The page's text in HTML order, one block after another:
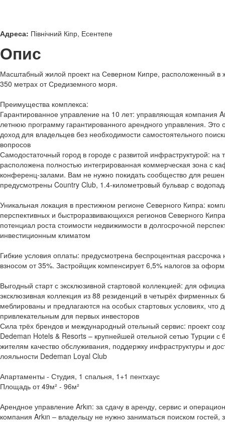
Адреса: Північний Кіпр, Есентепе
Опис
Масштабный жилой проект на Северном Кипре, расположенный в
350 метрах от Средиземного моря.
Преимущества комплекса:
Гарантированное управление на 10 лет: управляющая компания
летнюю программу гарантированного арендного управления. Это
доход для владельцев без необходимости самостоятельного
вопросов
Самодостаточный город в городе с развитой инфраструктурой:
расположена полностью интегрированная коммерческая зона с
конференц-залами. Вам не нужно покидать сообщество для
предусмотрены Country Club, 1.4-километровый бульвар с
Уникальная локация в престижном регионе Северного Кипра:
перспективных и быстроразвивающихся регионов Северного
потенциал роста стоимости недвижимости в долгосрочной
инвестиционным климатом
Гибкие условия оплаты: предусмотрена беспроцентная
взносом от 35%. Застройщик компенсирует 6,5% налогов за
Выгодный старт с эксклюзивной стартовой коллекцией: для
эксклюзивная коллекция из 88 резиденций в четырёх фирменных
меблированы и предлагаются на особых стартовых условиях, что
привлекательным для первых инвесторов
Сила трёх брендов и международный отельный сервис: проект
Dedeman Hotels & Resorts – крупнейшей отельной сетью Турции с
жителям качество обслуживания, поддержку инфраструктуры и
лояльности Dedeman Loyal Club
Апартаменты - Студия, 1 спальня, 1+1 пентхаус
Площадь от 49м² - 96м²
Арендное управление Arkın: за сдачу в аренду, сервис и
компания Arkın – владельцу не нужно заниматься поиском